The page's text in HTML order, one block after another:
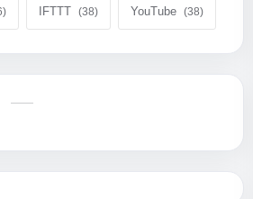
IFTTT YouTube